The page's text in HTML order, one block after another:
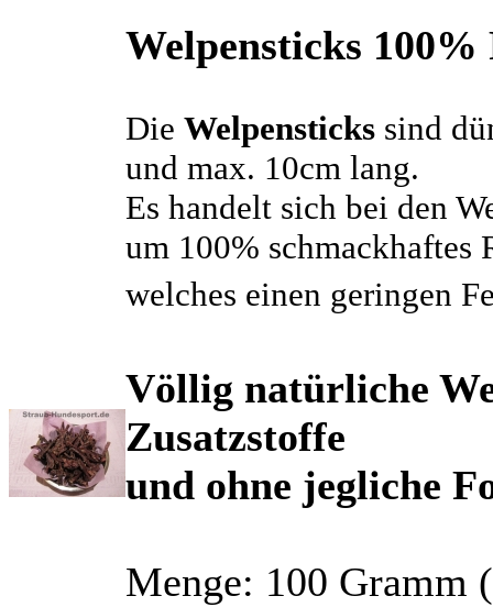
Welpensticks 100%
Die Welpensticks sind
und max. 10cm lang.
Es handelt sich bei den
um 100% schmackhaftes
welches einen geringen
Völlig natürliche
Zusatzstoffe
und ohne jegliche
Menge: 100 Gramm